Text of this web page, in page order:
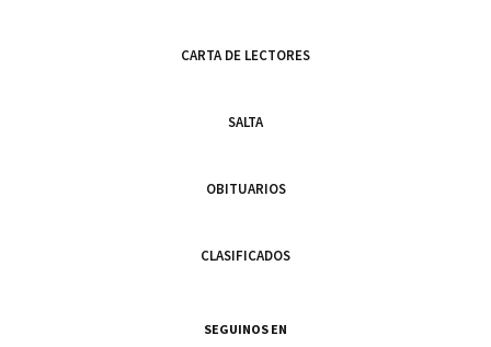
CARTA DE LECTORES
SALTA
OBITUARIOS
CLASIFICADOS
SEGUINOS EN